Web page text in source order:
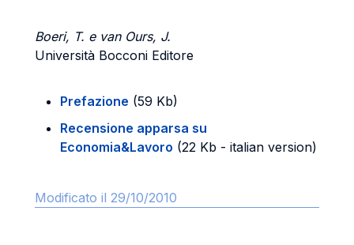
Boeri, T. e van Ours, J.
Università Bocconi Editore
Prefazione (59 Kb)
Recensione apparsa su
Economia&Lavoro (22 Kb - italian version)
Modificato il 29/10/2010